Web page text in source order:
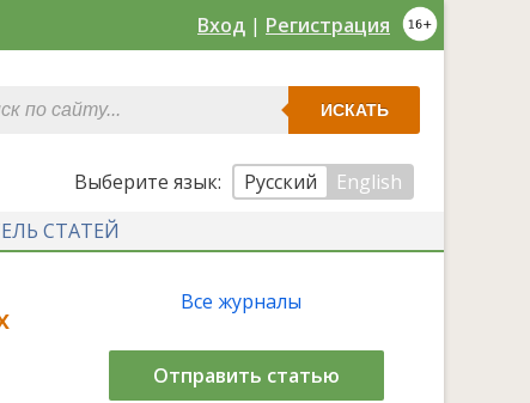
Вход | Регистрация
ИСКАТЬ
Выберите язык: Русский
English
СТАТЕЙ
Все журналы
Отправить статью